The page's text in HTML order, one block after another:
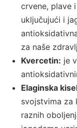
crvene, plave
uključujući i
za naše
Kvercetin: je
Elaginska
svojstvima za
raznih